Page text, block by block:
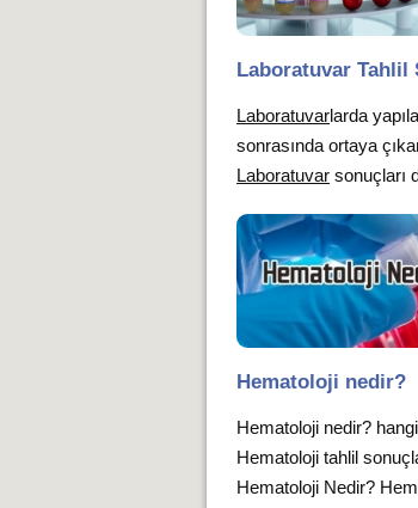
Laboratuvar Tahlil
Laboratuvarlarda
sonrasında ortaya
Laboratuvar sonuçları
Hematoloji nedir?
Hematoloji nedir?
Hematoloji tahlil
Hematoloji Nedir?